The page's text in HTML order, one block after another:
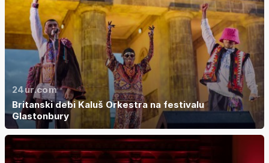
24ur.com
Britanski debi Kaluš Orkestra na festivalu
Glastonbury